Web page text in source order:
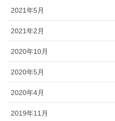
2021年5月
2021年2月
2020年10月
2020年5月
2020年4月
2019年11月